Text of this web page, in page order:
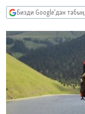
БИЗ ЖАНА ДҮЙНӨ
ЭЖЕ-СИҢДИЛЕР
АЗАТТЫК+
ЫҢГАЙСЫЗ СУРООЛОР
Русский
ОНЛАЙН ШЕРИНЕ
ЭЕ/АРнун
Бизди Google'дан